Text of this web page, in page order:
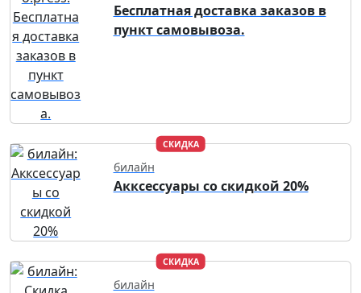
Бесплатная доставка заказов в
пункт самовывоза.
СКИДКА
билайн
Акксессуары со скидкой 20%
СКИДКА
билайн